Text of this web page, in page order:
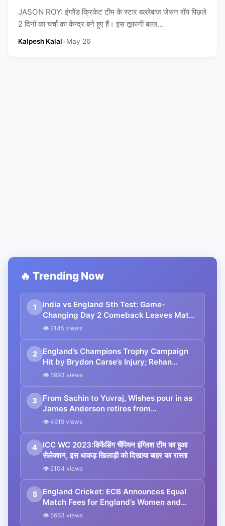
JASON ROY: इंग्लैंड क्रिकेट टीम के स्टार बल्लेबाज जेसन रॉय पिछले
2 दिनों का चर्चा का केन्द्र बने हुए हैं। इस तूफानी बल्ल...
Kalpesh Kalal•May 26
🔥 Trending Now
1
India vs England 5th Test: Game-
Changing Day 2 Comeback Leaves Match
on Edge
👁 2145 views
2
England’s Champions Trophy Campaign
Hit by Brydon Carse’s Injury; Rehan
Ahmed Steps In
👁 5993 views
3
From Sachin to Yuvraj, Wishes pour in as
James Anderson retires from
International cricket
👁 4619 views
4
ICC WC 2023:डिफेंडिंग चैंपियन इंग्लिश टीम का हुआ
सेलेक्शन, इस धाकड़ खिलाड़ी को दिखाया बाहर का रास्ता
👁 2104 views
5
England Cricket: ECB Announces Equal
Match Fees for England’s Women and
Men Cricketers
👁 5663 views